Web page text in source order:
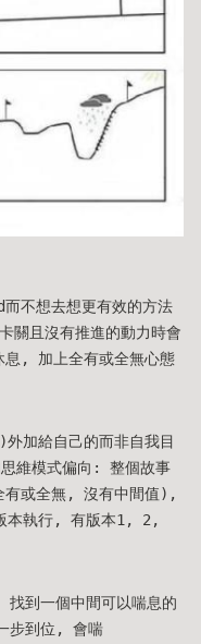
不想去想更有效的方法
且沒有推進的動力時會
息, 加上全有或全無心態
加給自己的而非自我目
維模式偏向: 整個故事
有或全無, 沒有中間值),
本執行, 有版本1, 2,
到一個中間可以喘息的
步到位, 會喘